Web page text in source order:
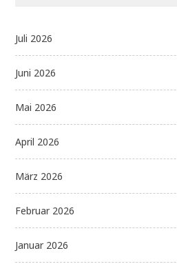
Juli 2026
Juni 2026
Mai 2026
April 2026
März 2026
Februar 2026
Januar 2026